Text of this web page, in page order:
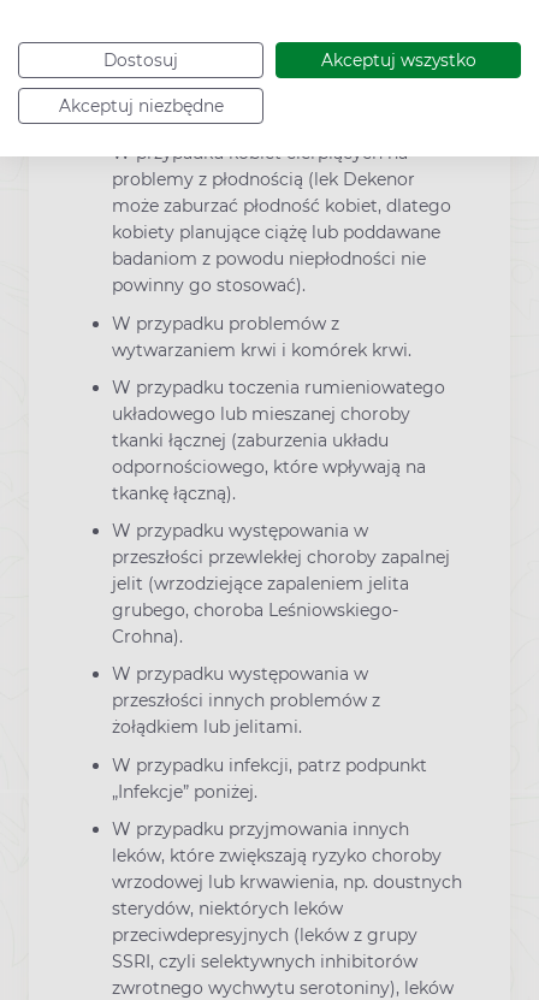
Dostosuj Akceptuj wszystko
Akceptuj niezbędne
działań niepożądanych. Jeśli jakiekolwiek
wystąpią, należy natychmiast
skonsultować się z lekarzem.
W przypadku kobiet cierpiących na
problemy z płodnością (lek Dekenor
może zaburzać płodność kobiet, dlatego
kobiety planujące ciążę lub poddawane
badaniom z powodu niepłodności nie
powinny go stosować).
W przypadku problemów z
wytwarzaniem krwi i komórek krwi.
W przypadku toczenia rumieniowatego
układowego lub mieszanej choroby
tkanki łącznej (zaburzenia układu
odpornościowego, które wpływają na
tkankę łączną).
W przypadku występowania w
przeszłości przewlekłej choroby zapalnej
jelit (wrzodziejące zapaleniem jelita
grubego, choroba Leśniowskiego-
Crohna).
W przypadku występowania w
przeszłości innych problemów z
żołądkiem lub jelitami.
W przypadku infekcji, patrz podpunkt
„Infekcje” poniżej.
W przypadku przyjmowania innych
leków, które zwiększają ryzyko choroby
wrzodowej lub krwawienia, np. doustnych
sterydów, niektórych leków
przeciwdepresyjnych (leków z grupy
SSRI, czyli selektywnych inhibitorów
zwrotnego wychwytu serotoniny), leków